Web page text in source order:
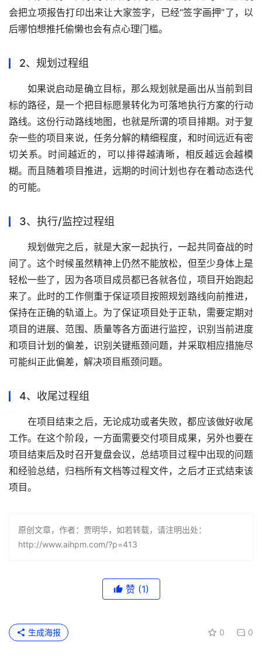
会把立项报告打印出来让大家签字，已经“签字画押”了，以
后哪怕想推托偷懒也会有点心理门槛。
2、规划过程组
如果说启动是确立目标，那么规划就是画出从当前到目
标的路径，是一个把目标愿景转化为可落地执行方案的行动
路线。这份行动路线地图，也就是所谓的项目排期。对于复
杂一些的项目来说，任务分解的精细程度，和时间远近有密
切关系。时间越近的，可以排得越清晰，相反越远会越模
糊。而且随着项目推进，远期的时间计划也存在着动态迭代
的可能。
3、执行/监控过程组
规划做完之后，就是大家一起执行，一起共同奋战的时
间了。这个时候虽然精神上仍然不能放松，但至少身体上是
轻松一些了，因为各项目成员都已各就各位，项目开始跑起
来了。此时的工作侧重于保证项目按照规划路线向前推进，
保持在正确的轨道上。为了保证项目处于正轨，需要定期对
项目的进展、范围、质量等各方面进行监控，识别当前进度
和项目计划的偏差，识别关键瓶颈问题，并采取相应措施尽
可能纠正此偏差，解决项目瓶颈问题。
4、收尾过程组
在项目结束之后，无论成功或者失败，都应该做好收尾
工作。在这个阶段，一方面需要交付项目成果，另外也要在
项目结束后及时召开复盘会议，总结项目过程中出现的问题
和经验总结，归档所有文档等过程文件，之后才正式结束该
项目。
原创文章，作者：贾明华，如若转载，请注明出处：
http://www.aihpm.com/?p=413
赞 (1)
0 0
生成海报